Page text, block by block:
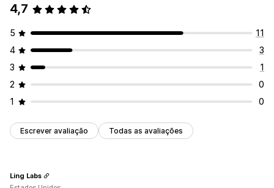
4,7
5
11
4
3
3
1
2
0
1
0
Escrever avaliação Todas as avaliações
Ling Labs